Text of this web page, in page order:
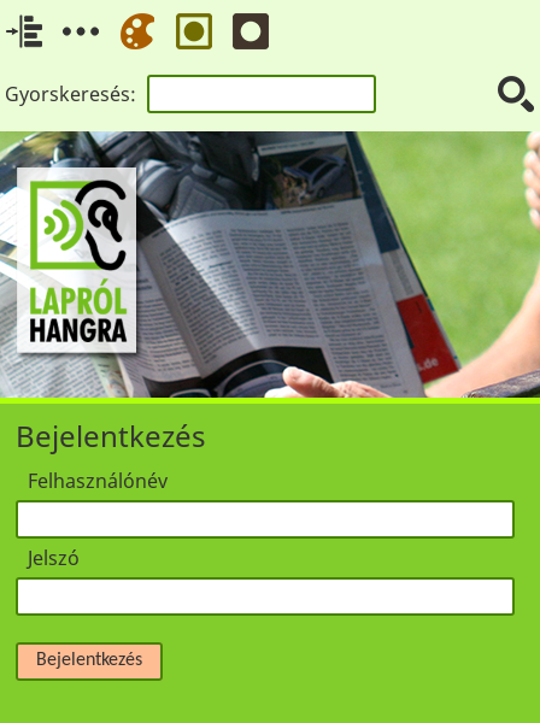
Gyorskeresés:
Bejelentkezés
Felhasználónév
Jelszó
Bejelentkezés